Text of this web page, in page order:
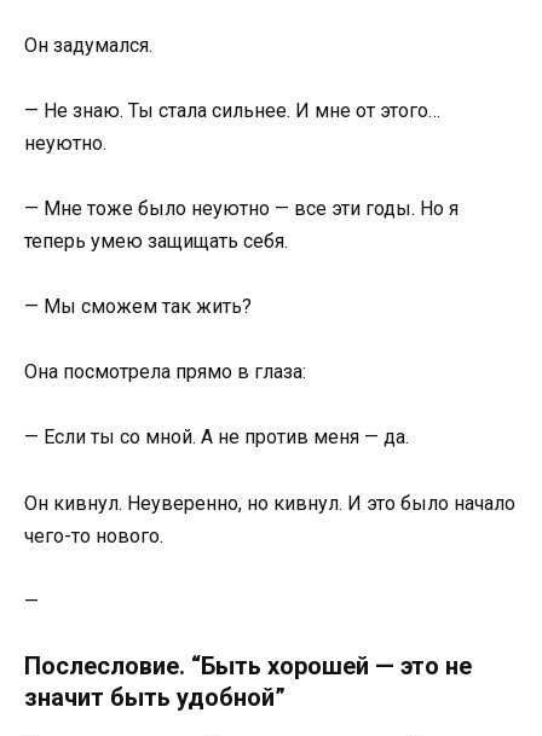
Он задумался.
— Не знаю. Ты стала сильнее. И мне от этого…
неуютно.
— Мне тоже было неуютно — все эти годы. Но я
теперь умею защищать себя.
— Мы сможем так жить?
Она посмотрела прямо в глаза:
— Если ты со мной. А не против меня — да.
Он кивнул. Неуверенно, но кивнул. И это было начало
чего-то нового.
—
Послесловие. “Быть хорошей — это не
значит быть удобной”